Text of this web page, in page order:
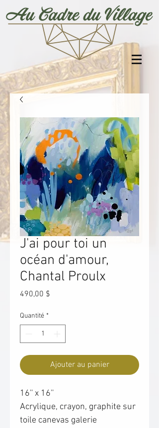
J'ai pour toi un
océan d'amour,
Chantal Proulx
490,00 $
Quantité *
Ajouter au panier
16'' x 16''
Acrylique, crayon, graphite sur
toile canevas galerie